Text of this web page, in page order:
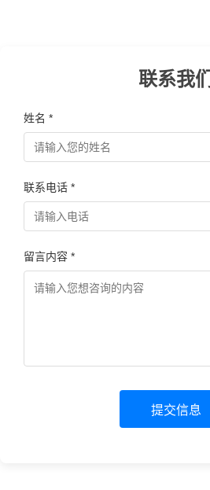
联系我们
姓名 *
联系电话 *
留言内容 *
提交信息